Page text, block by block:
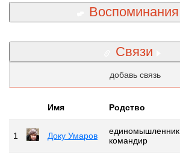
Воспоминания
Связи
добавь связь
Имя Родство
1 Доку Умаров
единомышленник,
командир